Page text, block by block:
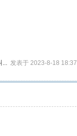
... 发表于 2023-8-18 18:37